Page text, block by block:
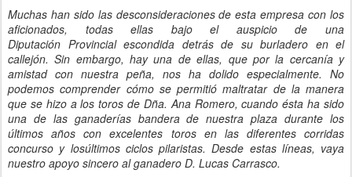
Muchas han sido las desconsideraciones de esta empresa con los
aficionados, todas ellas bajoel auspicio de una
Diputación Provincialescondida detrás de su burladero en el
callejón. Sin embargo,hay una de ellas, que porla cercanía y
amistad con nuestra peña, nos ha dolido especialmente. No
podemos comprender cómo se permitió maltratar de la manera
que se hizo a los toros de Dña.Ana Romero, cuando ésta ha sido
una de las ganaderíasbandera de nuestra plaza durante los
últimos años con excelentes toros en las diferentes corridas
concurso y losúltimos ciclos pilaristas. Desde estas líneas, vaya
nuestro apoyo sincero al ganadero D. Lucas Carrasco.